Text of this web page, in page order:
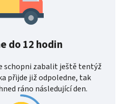
do 12 hodin
schopni zabalit ještě tentýž
přijde již odpoledne, tak
ráno následující den.